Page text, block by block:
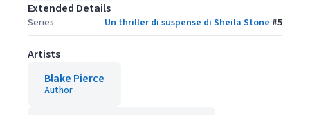
Extended Details
Series Un thriller di suspense di Sheila Stone #5
Artists
Blake Pierce
Author